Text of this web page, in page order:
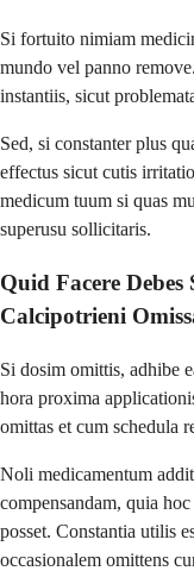
Si fortuito nimiam
mundo vel panno
instantiis, sicut
Sed, si constanter plus
effectus sicut cutis
medicum tuum si quas
superusu sollicitaris.
Quid Facere Debes
Calcipotrieni
Si dosim omittis, adhibe
hora proxima
omittas et cum schedula
Noli medicamentum
compensandam, quia
posset. Constantia utilis
occasionalem omittens